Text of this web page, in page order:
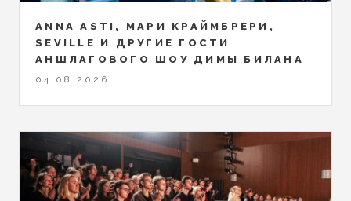
ANNA ASTI, МАРИ КРАЙМБРЕРИ,
SEVILLE И ДРУГИЕ ГОСТИ
АНШЛАГОВОГО ШОУ ДИМЫ БИЛАНА
04.08.2026